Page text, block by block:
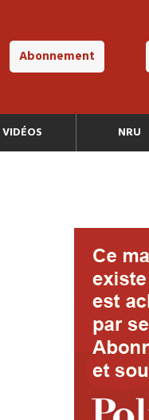
Abonnement
VIDÉOS NRU